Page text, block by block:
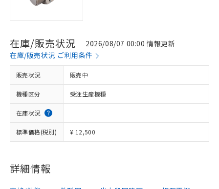
在庫/販売状況
2026/08/07 00:00 情報更新
在庫/販売状況 ご利用条件
販売状況 販売中
機種区分 受注生産機種
在庫状況
標準価格(税別) ¥ 12,500
詳細情報